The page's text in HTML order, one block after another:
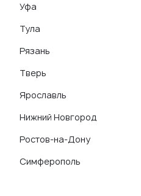
Уфа
Тула
Рязань
Тверь
Ярославль
Нижний Новгород
Ростов-на-Дону
Симферополь